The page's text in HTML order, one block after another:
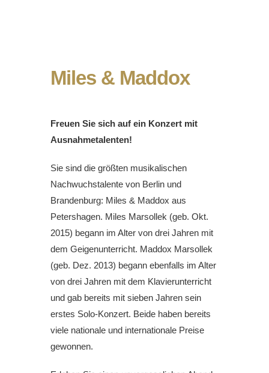
Miles & Maddox
Freuen Sie sich auf ein Konzert mit
Ausnahmetalenten!
Sie sind die größten musikalischen
Nachwuchstalente von Berlin und
Brandenburg: Miles & Maddox aus
Petershagen. Miles Marsollek (geb. Okt.
2015) begann im Alter von drei Jahren mit
dem Geigenunterricht. Maddox Marsollek
(geb. Dez. 2013) begann ebenfalls im Alter
von drei Jahren mit dem Klavierunterricht
und gab bereits mit sieben Jahren sein
erstes Solo-Konzert. Beide haben bereits
viele nationale und internationale Preise
gewonnen.